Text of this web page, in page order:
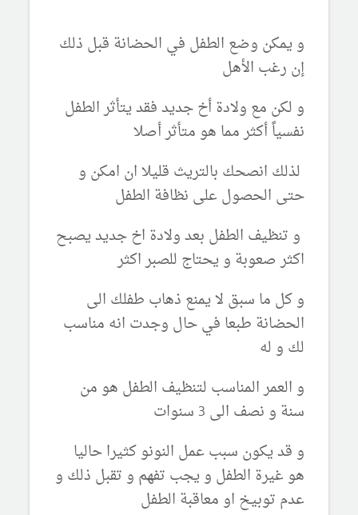
و يمكن وضع الطفل في الحضانة قبل ذلك
إن رغب الأهل
و لكن مع ولادة أخ جديد فقد يتأثر الطفل
نفسياً أكثر مما هو متأثر أصلا
لذلك انصحك بالتريث قليلا ان امكن و
حتى الحصول على نظافة الطفل
و تنظيف الطفل بعد ولادة اخ جديد يصبح
اكثر صعوبة و يحتاج للصبر اكثر
و كل ما سبق لا يمنع ذهاب طفلك الى
الحضانة طبعا في حال وجدت انه مناسب
لك و له
و العمر المناسب لتنظيف الطفل هو من
سنة و نصف الى 3 سنوات
و قد يكون سبب عمل النونو كثيرا حاليا
هو غيرة الطفل و يجب تفهم و تقبل ذلك و
عدم توبيخ او معاقبة الطفل